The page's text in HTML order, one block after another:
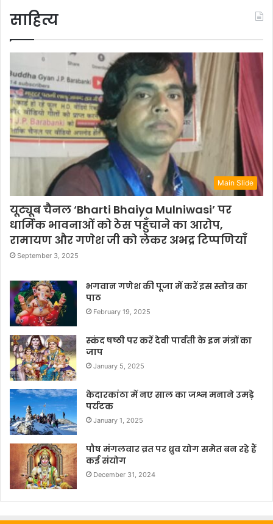
साहित्य
Main Slide
यूट्यूब चैनल ‘Bharti Bhaiya Mulniwasi’ पर
धार्मिक भावनाओं को ठेस पहुँचाने का आरोप,
रामायण और गणेश जी को लेकर अभद्र टिप्पणियाँ
September 3, 2025
भगवान गणेश की पूजा में करें इस स्तोत्र का
पाठ
February 19, 2025
स्कंद षष्ठी पर करें देवी पार्वती के इन मंत्रों का
जाप
January 5, 2025
केदारकांठा में नए साल का जश्न मनाने उमड़े
पर्यटक
January 1, 2025
पौष मंगलवार व्रत पर ध्रुव योग समेत बन रहे हैं
कई संयोग
December 31, 2024